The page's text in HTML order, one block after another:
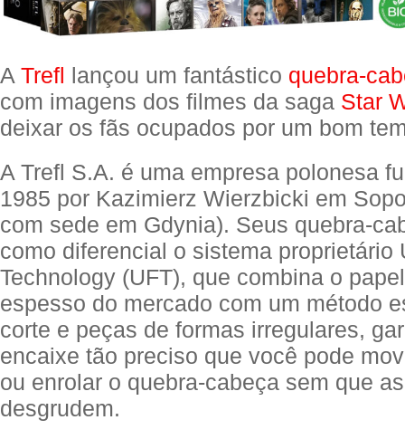
A Trefl lançou um fantástico quebra-
com imagens dos filmes da saga Star
deixar os fãs ocupados por um bom
A Trefl S.A. é uma empresa polonesa
1985 por Kazimierz Wierzbicki em
com sede em Gdynia). Seus quebra-
como diferencial o sistema proprietário
Technology (UFT), que combina o
espesso do mercado com um método
corte e peças de formas irregulares,
encaixe tão preciso que você pode
ou enrolar o quebra-cabeça sem que
desgrudem.